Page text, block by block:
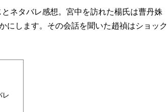
ネタバレ感想。宮中を訪れた楊氏は曹丹姝
にします。その会話を聞いた趙禎はショック
レ